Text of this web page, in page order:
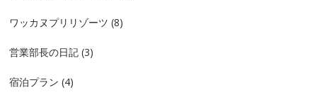
ワッカヌプリリゾーツ (8)
営業部長の日記 (3)
宿泊プラン (4)